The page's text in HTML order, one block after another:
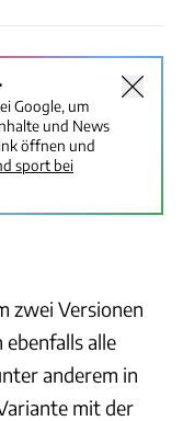
Google, um
und News
öffnen und
sport bei
zwei Versionen
ebenfalls alle
anderem in
mit der